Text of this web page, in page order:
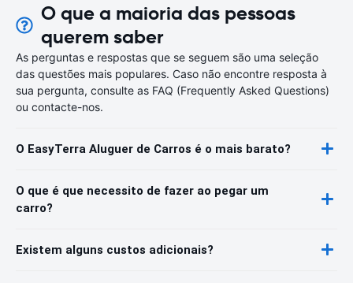
O que a maioria das pessoas
querem saber
As perguntas e respostas que se seguem são uma seleção
das questões mais populares. Caso não encontre resposta à
sua pergunta, consulte as FAQ (Frequently Asked Questions)
ou contacte-nos.
O EasyTerra Aluguer de Carros é o mais barato?
O que é que necessito de fazer ao pegar um
carro?
Existem alguns custos adicionais?